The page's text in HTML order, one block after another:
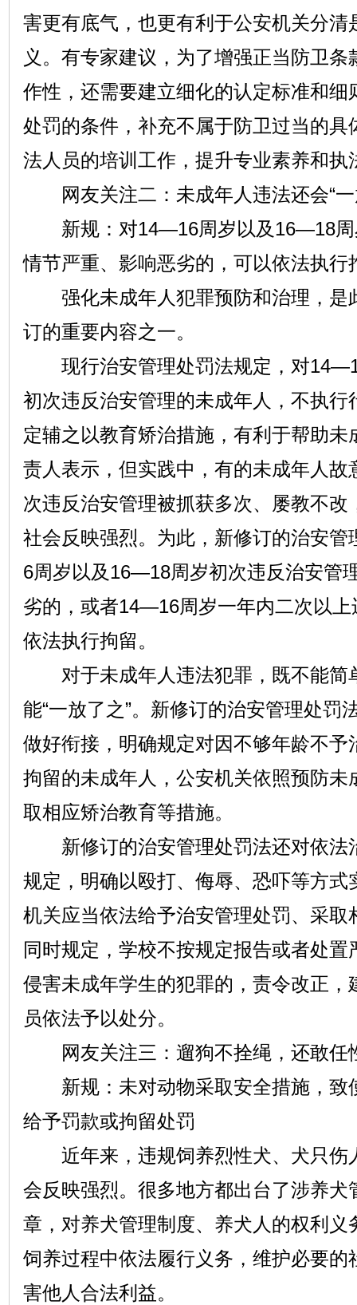
害更有底气，也更有利于公安机关分清
义。有专家建议，为了增强正当防卫
作性，还需要建立细化的认定标准和细
处罚的条件，补充不属于防卫过当的具
法人员的培训工作，提升专业素养和执
网友关注二：未成年人违法还会“一
新规：对14—16周岁以及16—18周
情节严重、影响恶劣的，可以依法执行
强化未成年人犯罪预防和治理，是
订的重要内容之一。
现行治安管理处罚法规定，对
初次违反治安管理的未成年人，不执行
定辅之以教育矫治措施，有利于帮助未
责人表示，但实践中，有的未成年人故
次违反治安管理被抓获多次、屡教不改
社会反映强烈。为此，新修订的治安
6周岁以及16—18周岁初次违反治安管
劣的，或者14—16周岁一年内二次以
依法执行拘留。
对于未成年人违法犯罪，既不能简
能“一放了之”。新修订的治安管理处罚
做好衔接，明确规定对因不够年龄不予
拘留的未成年人，公安机关依照预防未
取相应矫治教育等措施。
新修订的治安管理处罚法还对依法
规定，明确以殴打、侮辱、恐吓等方式
机关应当依法给予治安管理处罚、采取
同时规定，学校不按规定报告或者处
侵害未成年学生的犯罪的，责令改正，
员依法予以处分。
网友关注三：遛狗不拴绳，还敢任
新规：未对动物采取安全措施，致
给予罚款或拘留处罚
近年来，违规饲养烈性犬、犬只伤
会反映强烈。很多地方都出台了涉养犬
章，对养犬管理制度、养犬人的权利义
饲养过程中依法履行义务，维护必要的
害他人合法利益。